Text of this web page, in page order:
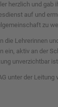
herzlich und
auf und
zu
Lehrerinnen
ein, aktiv an der
unverzichtbar
unter der